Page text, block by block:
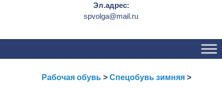
Эл.адрес:
spvolga@mail.ru
содержимому
содержимомуРабочая обувь > Спецобувь зимняя >